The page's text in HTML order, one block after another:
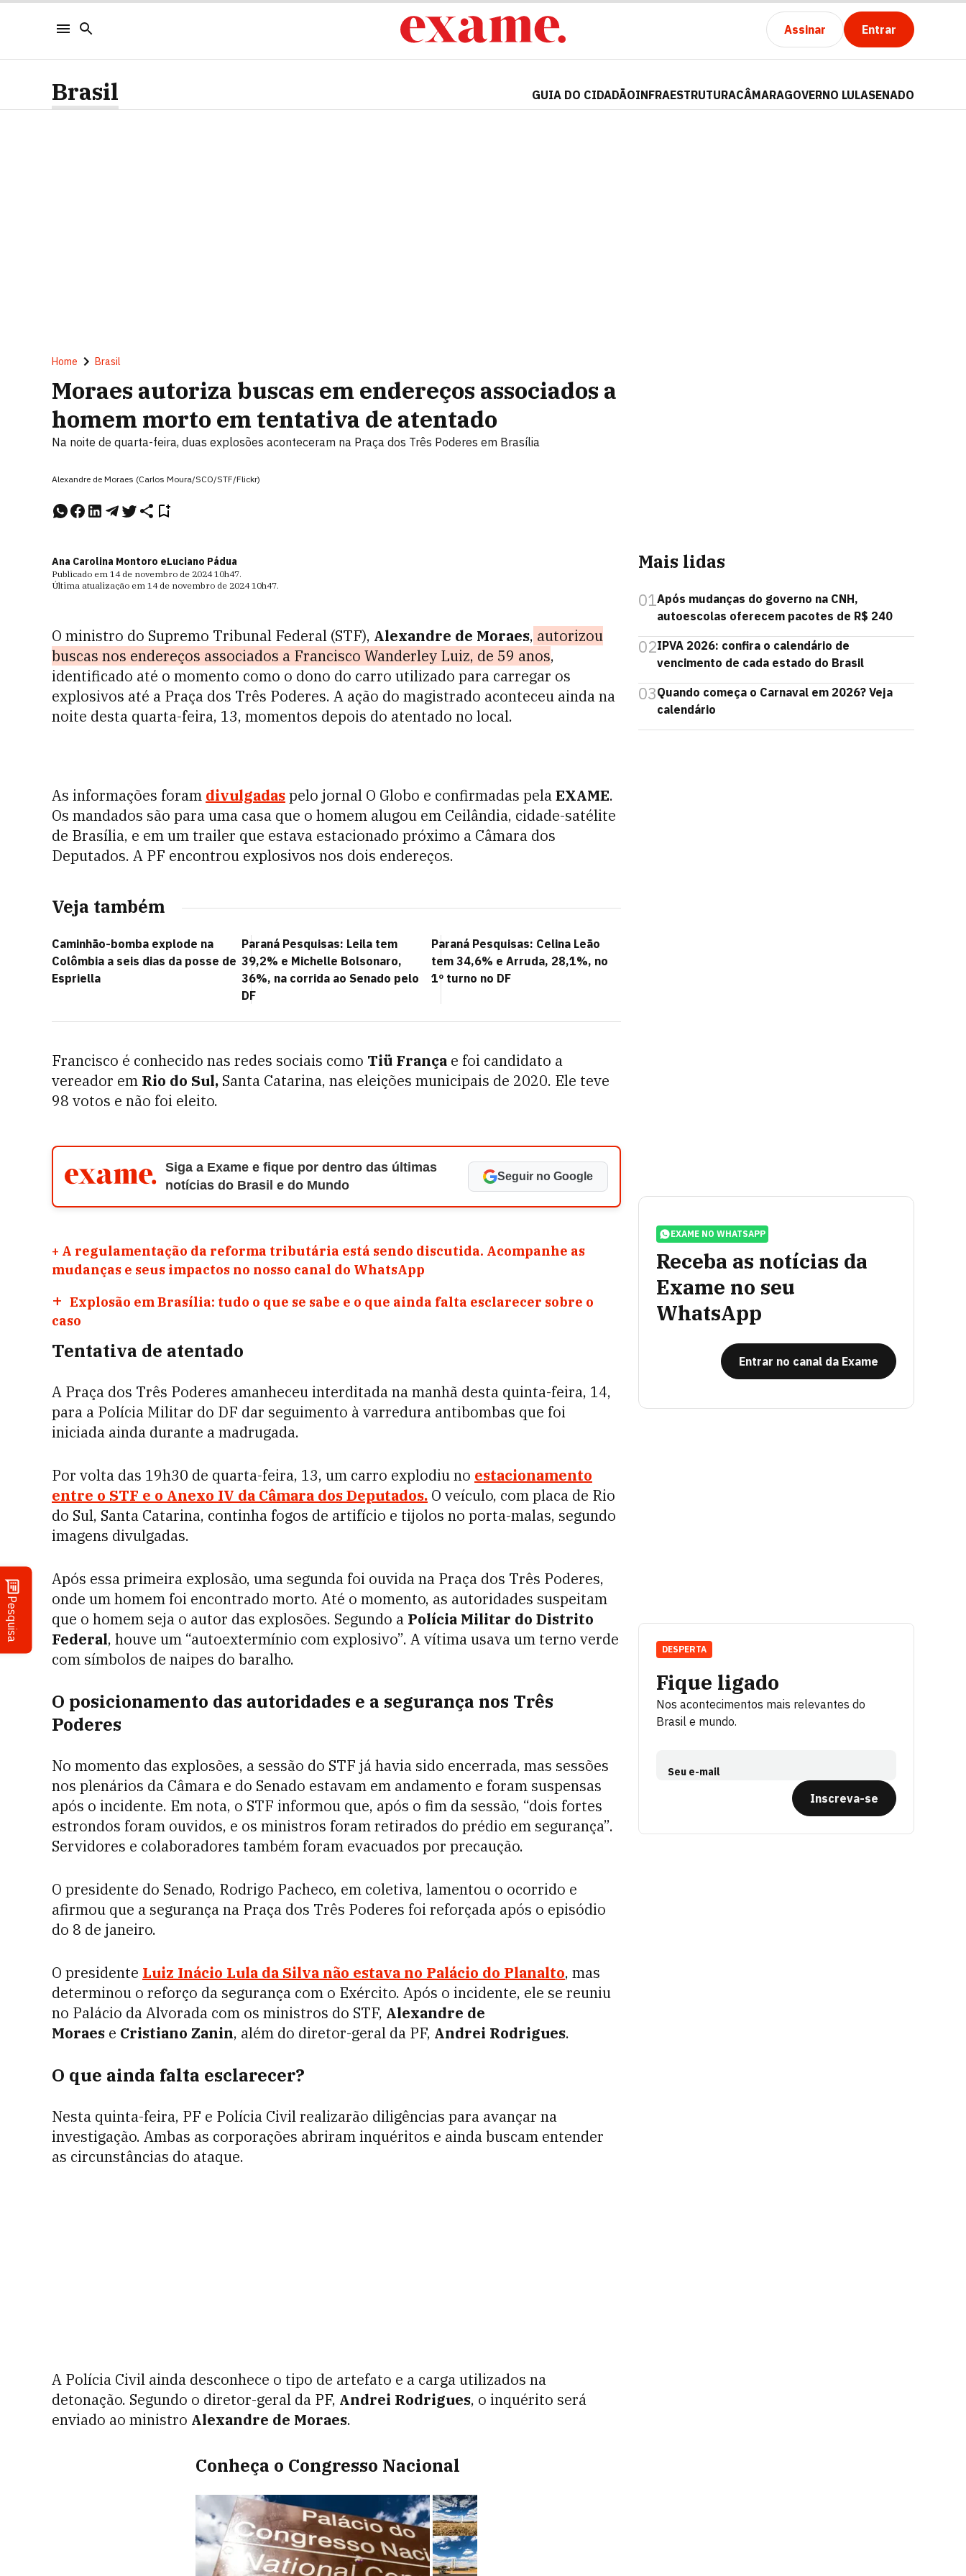
Assinar Entrar
Pesquisa
Brasil GUIA DO CIDADÃOINFRAESTRUTURACÂMARAGOVERNO LULASENADO
Home Brasil
Moraes autoriza buscas em endereços associados a
homem morto em tentativa de atentado
Na noite de quarta-feira, duas explosões aconteceram na Praça dos Três Poderes em Brasília
Alexandre de Moraes (Carlos Moura/SCO/STF/Flickr)
Ana Carolina Montoro eLuciano Pádua
Publicado em 14 de novembro de 2024 10h47.
Última atualização em 14 de novembro de 2024 10h47.
O ministro do Supremo Tribunal Federal (STF), Alexandre de Moraes, autorizou
buscas nos endereços associados a Francisco Wanderley Luiz, de 59 anos,
identificado até o momento como o dono do carro utilizado para carregar os
explosivos até a Praça dos Três Poderes. A ação do magistrado aconteceu ainda na
noite desta quarta-feira, 13, momentos depois do atentado no local.
As informações foram divulgadaspelo jornal O Globo e confirmadas pelaEXAME.
Os mandados são para uma casa que o homem alugou em Ceilândia, cidade-satélite
de Brasília, e em um trailer que estava estacionado próximo a Câmara dos
Deputados. A PF encontrou explosivos nos dois endereços.
Veja também
Caminhão-bomba explode na
Colômbia a seis dias da posse de
Espriella
Paraná Pesquisas: Leila tem
39,2% e Michelle Bolsonaro,
36%, na corrida ao Senado pelo
DF
Paraná Pesquisas: Celina Leão
tem 34,6% e Arruda, 28,1%, no
1º turno no DF
Francisco é conhecido nas redes sociais como Tiü França e foi candidato a
vereador em Rio do Sul, Santa Catarina, nas eleições municipais de 2020. Ele teve
98 votos e não foi eleito.
Siga a Exame e fique por dentro das últimas
notícias do Brasil e do Mundo
Seguir no Google
+ A regulamentação da reforma tributária está sendo discutida. Acompanhe as
mudanças e seus impactos no nosso canal do WhatsApp
Explosão em Brasília: tudo o que se sabe e o que ainda falta esclarecer sobre o
caso
Tentativa de atentado
A Praça dos Três Poderes amanheceu interditada na manhã desta quinta-feira, 14,
para a Polícia Militar do DF dar seguimento à varredura antibombas que foi
iniciada ainda durante a madrugada.
Por volta das 19h30 de quarta-feira, 13, um carro explodiu no estacionamento
entre o STF e o Anexo IV da Câmara dos Deputados. O veículo, com placa de Rio
do Sul, Santa Catarina, continha fogos de artifício e tijolos no porta-malas, segundo
imagens divulgadas.
Após essa primeira explosão, uma segunda foi ouvida na Praça dos Três Poderes,
onde um homem foi encontrado morto. Até o momento, as autoridades suspeitam
que o homem seja o autor das explosões. Segundo a Polícia Militar do Distrito
Federal, houve um “autoextermínio com explosivo”. A vítimausava um terno verde
com símbolos de naipes do baralho.
O posicionamento das autoridades e a segurança nos Três
Poderes
No momento das explosões, a sessão do STF já havia sido encerrada, mas sessões
nos plenários da Câmara e do Senado estavam em andamento e foram suspensas
após o incidente. Em nota, o STF informou que, após o fim da sessão, “dois fortes
estrondos foram ouvidos, e os ministros foram retirados do prédio em segurança”.
Servidores e colaboradores também foram evacuados por precaução.
O presidente do Senado, Rodrigo Pacheco, em coletiva, lamentou o ocorrido e
afirmou que a segurança na Praça dos Três Poderes foi reforçada após o episódio
do 8 de janeiro.
O presidente Luiz Inácio Lula da Silva não estava no Palácio do Planalto, mas
determinou o reforço da segurança com o Exército. Após o incidente, ele se reuniu
no Palácio da Alvorada com os ministros do STF, Alexandre de
Moraes e Cristiano Zanin, além do diretor-geral da PF, Andrei Rodrigues.
O que ainda falta esclarecer?
Nesta quinta-feira, PF e Polícia Civil realizarão diligências para avançar na
investigação. Ambas as corporações abriram inquéritos e ainda buscam entender
as circunstâncias do ataque.
A Polícia Civil ainda desconhece o tipo de artefato e a carga utilizados na
detonação. Segundo o diretor-geral da PF, Andrei Rodrigues, o inquérito será
enviado ao ministro Alexandre de Moraes.
Conheça o Congresso Nacional
Mais lidas
01Após mudanças do governo na CNH,
autoescolas oferecem pacotes de R$ 240
02IPVA 2026: confira o calendário de
vencimento de cada estado do Brasil
03Quando começa o Carnaval em 2026? Veja
calendário
EXAME NO WHATSAPP
Receba as notícias da
Exame no seu
WhatsApp
Entrar no canal da Exame
Fique ligado
Nos acontecimentos mais relevantes do
Brasil e mundo.
Seu e-mail
Inscreva-se
DESPERTA